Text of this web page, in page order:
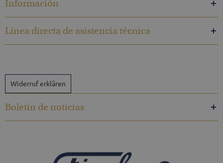
Información
Línea directa de asistencia técnica
Widerruf erklären
Boletín de noticias